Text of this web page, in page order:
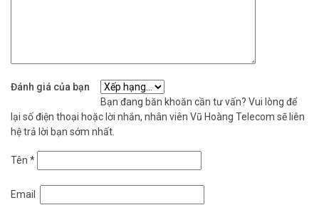
Đánh giá của bạn
Bạn đang băn khoăn cần tư vấn? Vui lòng để
lại số điện thoại hoặc lời nhắn, nhân viên Vũ Hoàng Telecom sẽ liên
hệ trả lời bạn sớm nhất.
Tên *
Email